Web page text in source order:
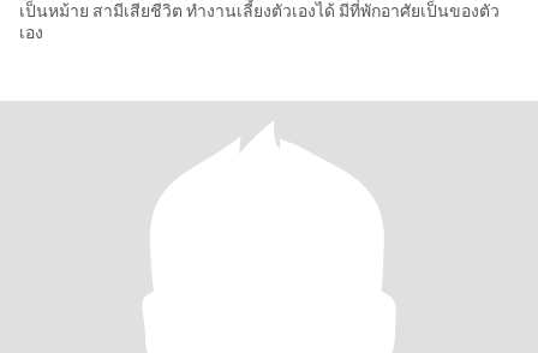
เป็นหม้าย สามีเสียชีวิต ทำงานเลี้ยงตัวเองได้ มีที่พักอาศัยเป็นของตัว
เอง